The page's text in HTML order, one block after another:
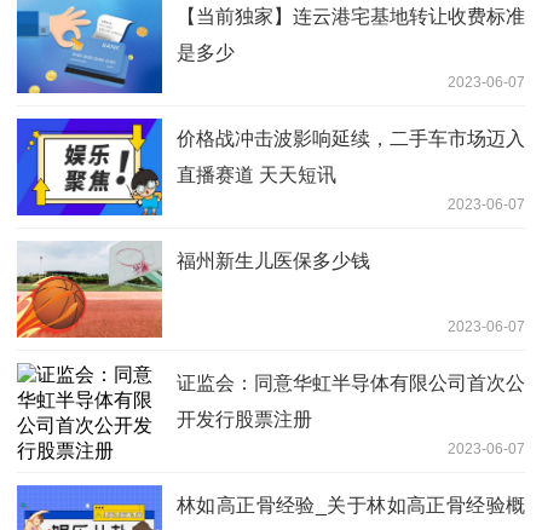
【当前独家】连云港宅基地转让收费标准
是多少
2023-06-07
价格战冲击波影响延续，二手车市场迈入
直播赛道 天天短讯
2023-06-07
福州新生儿医保多少钱
2023-06-07
证监会：同意华虹半导体有限公司首次公
开发行股票注册
2023-06-07
林如高正骨经验_关于林如高正骨经验概